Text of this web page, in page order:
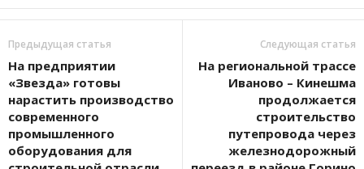
Предыдущая статья
На предприятии
«Звезда» готовы
нарастить производство
современного
промышленного
оборудования для
Следующая статья
На региональной трассе
Иваново – Кинешма
продолжается
строительство
путепровода через
железнодорожный